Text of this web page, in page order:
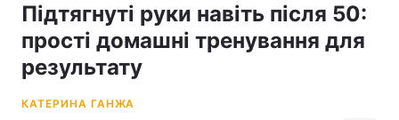
Підтягнуті руки навіть після 50:
прості домашні тренування для
результату
КАТЕРИНА ГАНЖА